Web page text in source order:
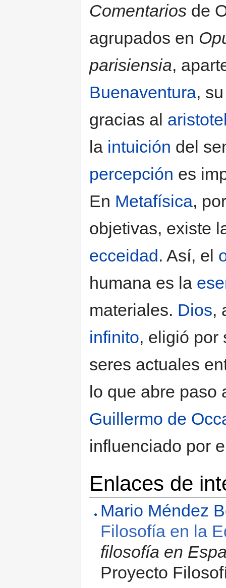
Comentarios de
agrupados en
parisiensia,
Buenaventura,
gracias al
la intuición del
percepción es
En Metafísica,
objetivas, existe
ecceidad. Así, el
humana es la
materiales. Dios,
infinito, eligió
seres actuales
lo que abre paso
Guillermo de
influenciado por
Enlaces de
Mario Méndez
Filosofía en la
filosofía en
Proyecto